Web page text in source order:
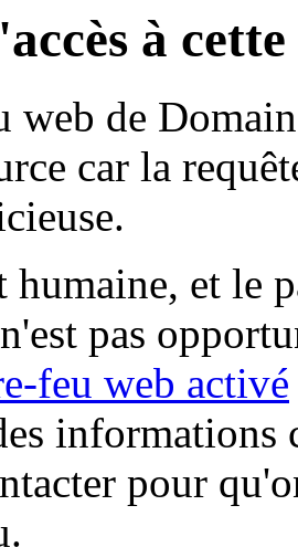
à
web de
car la
humaine, et le
pas
feu web activé
informations
pour